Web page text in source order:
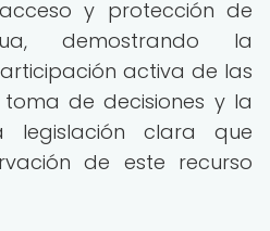
y protección de
demostrando la
activa de las
de decisiones y la
legislación clara que
de este recurso